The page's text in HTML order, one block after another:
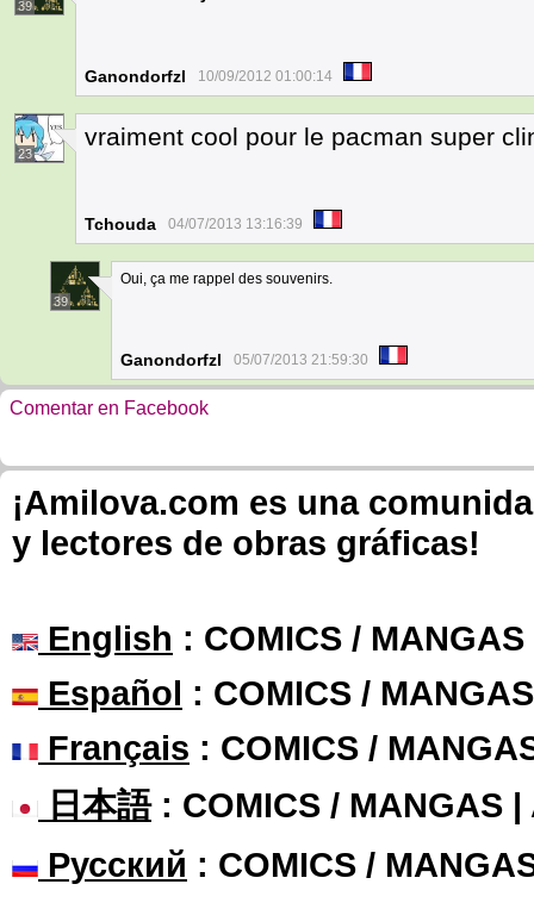
39
Ganondorfzl 10/09/2012 01:00:14
23
vraiment cool pour le pacman super
Tchouda 04/07/2013 13:16:39
39
Oui, ça me rappel des souvenirs.
Ganondorfzl 05/07/2013 21:59:30
Comentar en Facebook
¡Amilova.com es una
y lectores de obras gráficas!
English : COMICS /
Español : COMICS /
Français : COMICS /
日本語: COMICS / MANGAS |
Русский : COMICS /